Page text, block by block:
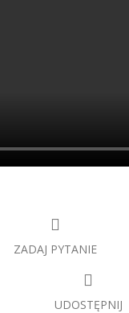
ZADAJ PYTANIE
UDOSTĘPNIJ